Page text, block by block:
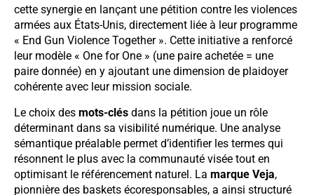
cette synergie en lançant une pétition contre les violences
armées aux États-Unis, directement liée à leur programme
« End Gun Violence Together ». Cette initiative a renforcé
leur modèle « One for One » (une paire achetée = une
paire donnée) en y ajoutant une dimension de plaidoyer
cohérente avec leur mission sociale.
Le choix des mots-clés dans la pétition joue un rôle
déterminant dans sa visibilité numérique. Une analyse
sémantique préalable permet d’identifier les termes qui
résonnent le plus avec la communauté visée tout en
optimisant le référencement naturel. La marque Veja,
pionnière des baskets écoresponsables, a ainsi structuré